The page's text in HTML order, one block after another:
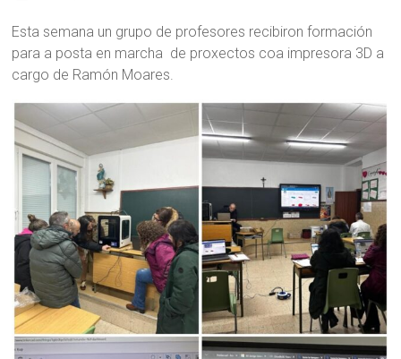
Esta semana un grupo de profesores recibiron formación
para a posta en marcha de proxectos coa impresora 3D a
cargo de Ramón Moares.